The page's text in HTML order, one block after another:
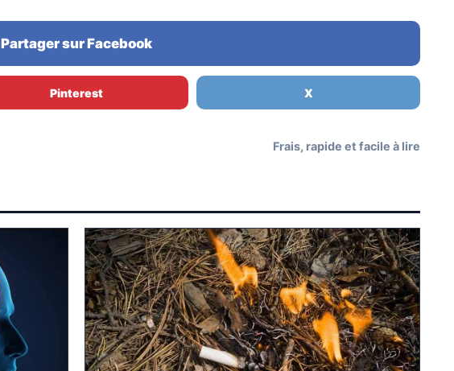
Partager sur Facebook
Pinterest X
Frais, rapide et facile à lire